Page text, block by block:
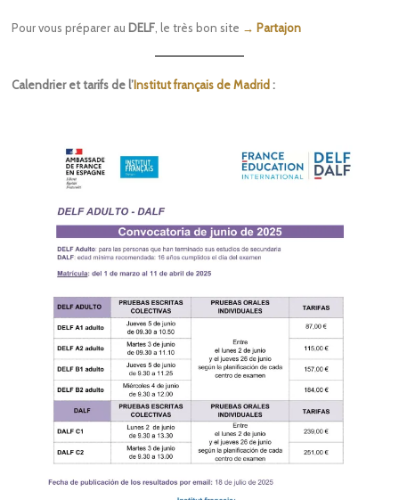
Pour vous préparer au DELF , le très bon site → Partajon
Calendrier et tarifs de l’Institut français de Madrid :